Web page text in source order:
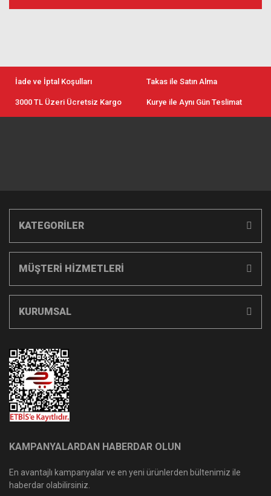
İade ve İptal Koşulları Takas ile Satın Alma
3000 TL Üzeri Ücretsiz Kargo Kurye ile Aynı Gün Teslimat
KATEGORİLER
MÜŞTERİ HİZMETLERİ
KURUMSAL
KAMPANYALARDAN HABERDAR OLUN
En avantajlı kampanyalar ve en yeni ürünlerden bültenimiz ile
haberdar olabilirsiniz.